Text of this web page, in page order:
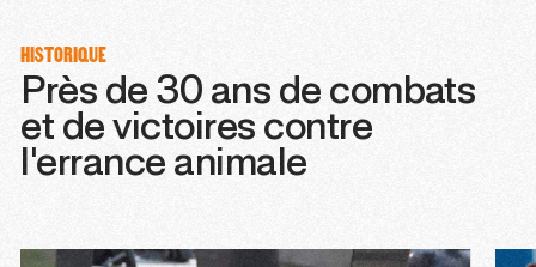
HISTORIQUE
Près de 30 ans de combats
et de victoires contre
l'errance animale